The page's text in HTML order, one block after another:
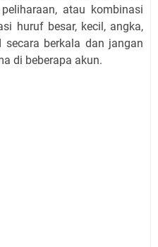
atau kombinasi
huruf besar, kecil, angka,
berkala dan jangan
di beberapa akun.